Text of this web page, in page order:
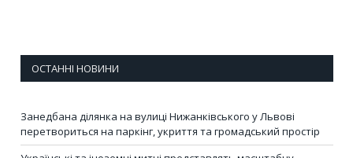
ОСТАННІ НОВИНИ
Занедбана ділянка на вулиці Нижанківського у Львові
перетвориться на паркінг, укриття та громадський простір